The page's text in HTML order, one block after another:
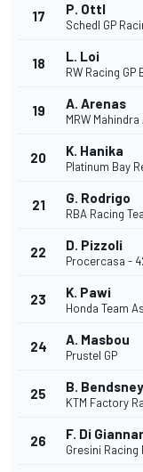
17 P. Ottl
Schedl GP
18 L. Loi
RW Racing GP
19 A. Arenas
MRW
20 K. Hanika
Platinum Bay
21 G. Rodrigo
RBA Racing
22 D. Pizzoli
Procercasa -
23 K. Pawi
Honda Team
24 A. Masbou
Prustel GP
25 B.
KTM Factory
26 F. Di
Gresini Racing